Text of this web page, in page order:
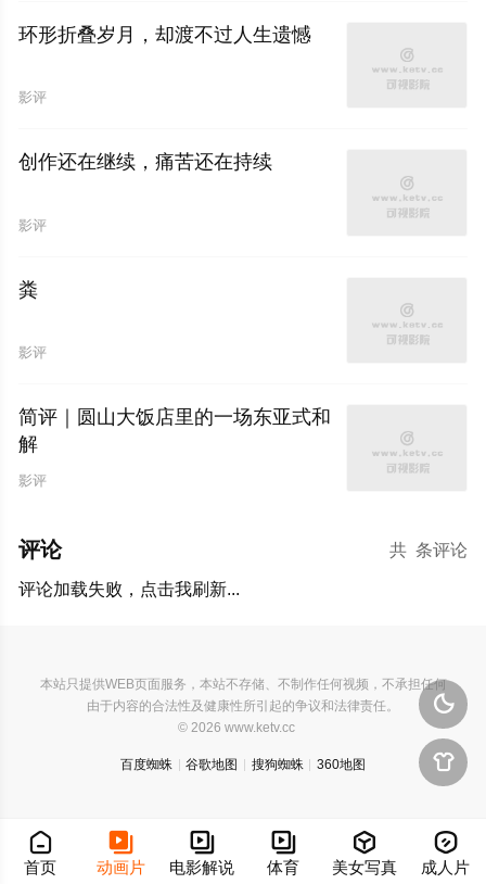
环形折叠岁月，却渡不过人生遗憾
影评
创作还在继续，痛苦还在持续
影评
粪
影评
简评｜圆山大饭店里的一场东亚式和
解
影评
共 条评论
评论
评论加载失败，点击我刷新...


本站只提供WEB页面服务，本站不存储、不制作任何视频，不承担任何
由于内容的合法性及健康性所引起的争议和法律责任。
© 2026 www.ketv.cc
百度蜘蛛 谷歌地图 搜狗蜘蛛 360地图

首页

动画片

电影解说

体育

美女写真

成人片